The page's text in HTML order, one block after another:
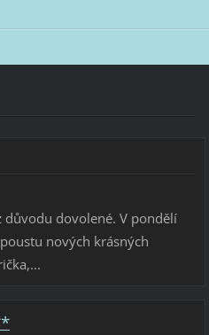
důvodu dovolené. V pondělí
nových krásných